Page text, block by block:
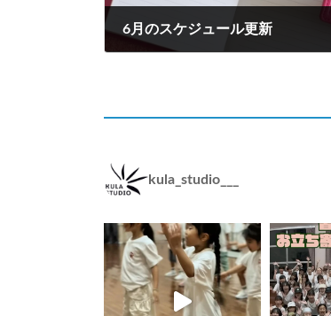
6月のスケジュール更新
kula_studio___